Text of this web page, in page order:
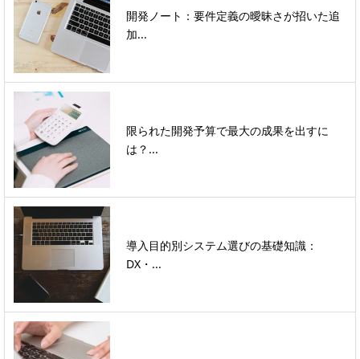
開発ノート：要件定義の曖昧さが招いた追
加...
限られた開発予算で最大の成果を出すに
は？...
導入目的別システム選びの基礎知識：
DX・...